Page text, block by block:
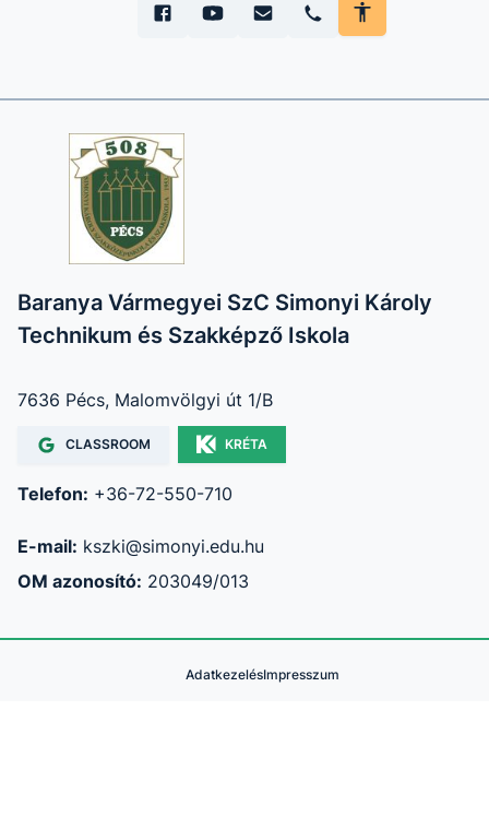
Baranya Vármegyei SzC Simonyi Károly
Technikum és Szakképző Iskola
7636 Pécs, Malomvölgyi út 1/B
CLASSROOM KRÉTA
Telefon: +36-72-550-710
E-mail: kszki@simonyi.edu.hu
OM azonosító: 203049/013
AdatkezelésImpresszum